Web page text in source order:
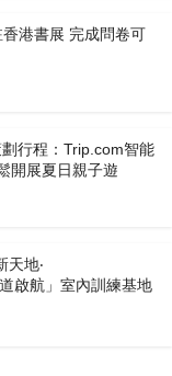
港書展 完成問卷可
行程：Trip.com智能
開展夏日親子遊
天地‧
啟航」室內訓練基地